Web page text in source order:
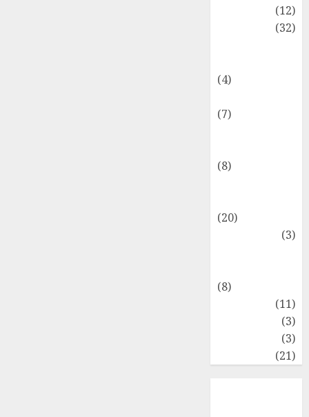
(12)
(32)
(4)
(7)
(8)
(20)
(3)
(8)
(11)
(3)
(3)
(21)